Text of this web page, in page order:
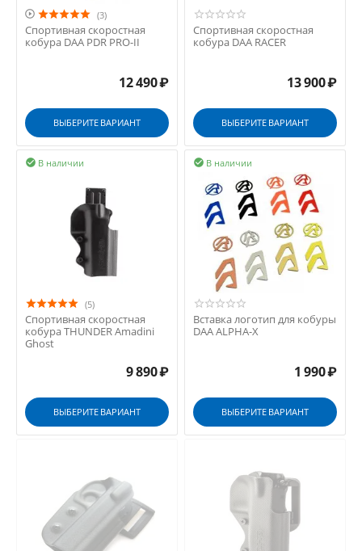
 (3)
Спортивная скоростная
кобура DAA PDR PRO-II
12 490₽
ВЫБЕРИТЕ ВАРИАНТ
Спортивная скоростная
кобура DAA RACER
13 900₽
ВЫБЕРИТЕ ВАРИАНТ
В наличии

(5)
Спортивная скоростная
кобура THUNDER Amadini
Ghost
9 890₽
ВЫБЕРИТЕ ВАРИАНТ
В наличии

Вставка логотип для кобуры
DAA ALPHA-X
1 990₽
ВЫБЕРИТЕ ВАРИАНТ